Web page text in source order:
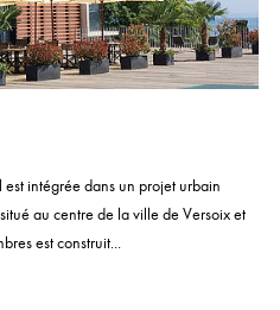
intégrée dans un projet urbain
au centre de la ville de Versoix et
est construit...